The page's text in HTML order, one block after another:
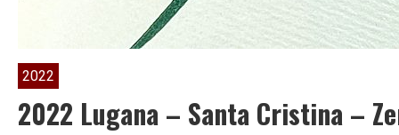
Wein
2022
2022 Lugana – Santa Cristina –